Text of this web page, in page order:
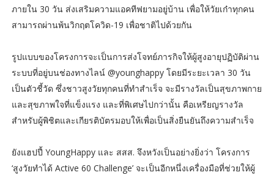
ภายใน 30 วัน ส่งเสริมความแอคทีฟยามอยู่บ้าน เพื่อให้วัยเก๋าทุกคน
สามารถผ่านพ้นวิกฤตโควิด-19 เพื่อชาติไปด้วยกัน
รูปแบบของโครงการจะเป็นการส่งโจทย์ภารกิจให้ผู้สูงอายุปฏิบัติผ่าน
ระบบที่อยู่บนช่องทางไลน์ @younghappy โดยมีระยะเวลา 30 วัน
เป็นตัวชี้วัด ซึ่งชาวสูงวัยทุกคนที่ทำสำเร็จ จะมีรางวัลเป็นสุขภาพกาย
และสุขภาพใจที่แข็งแรง และที่พิเศษไปกว่านั้น คือเหรียญรางวัล
สำหรับผู้พิชิตและเกียรติบัตรมอบให้เพื่อเป็นสิ่งยืนยันถึงความสำเร็จ
ยังแฮปปี้ YoungHappy และ สสส. จึงหวังเป็นอย่างยิ่งว่า โครงการ
‘สูงวัยทำได้ Active 60 Challenge’ จะเป็นอีกหนึ่งเครื่องมือที่ช่วยให้ผู้